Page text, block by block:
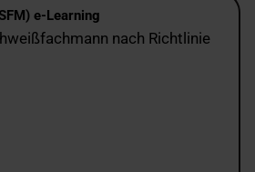
e-Learning
nach Richtlinie